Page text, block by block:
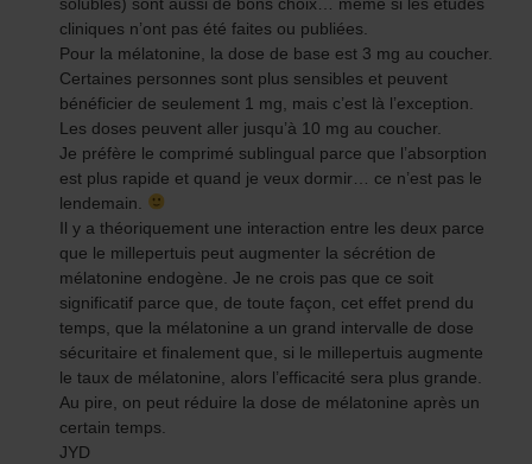
cliniques n’ont pas été faites ou publiées.
Pour la mélatonine, la dose de base est 3 mg au coucher.
Certaines personnes sont plus sensibles et peuvent
bénéficier de seulement 1 mg, mais c’est là l’exception.
Les doses peuvent aller jusqu’à 10 mg au coucher.
Je préfère le comprimé sublingual parce que l’absorption
est plus rapide et quand je veux dormir… ce n’est pas le
lendemain.
Il y a théoriquement une interaction entre les deux parce
que le millepertuis peut augmenter la sécrétion de
mélatonine endogène. Je ne crois pas que ce soit
significatif parce que, de toute façon, cet effet prend du
temps, que la mélatonine a un grand intervalle de dose
sécuritaire et finalement que, si le millepertuis augmente
le taux de mélatonine, alors l’efficacité sera plus grande.
Au pire, on peut réduire la dose de mélatonine après un
certain temps.
JYD